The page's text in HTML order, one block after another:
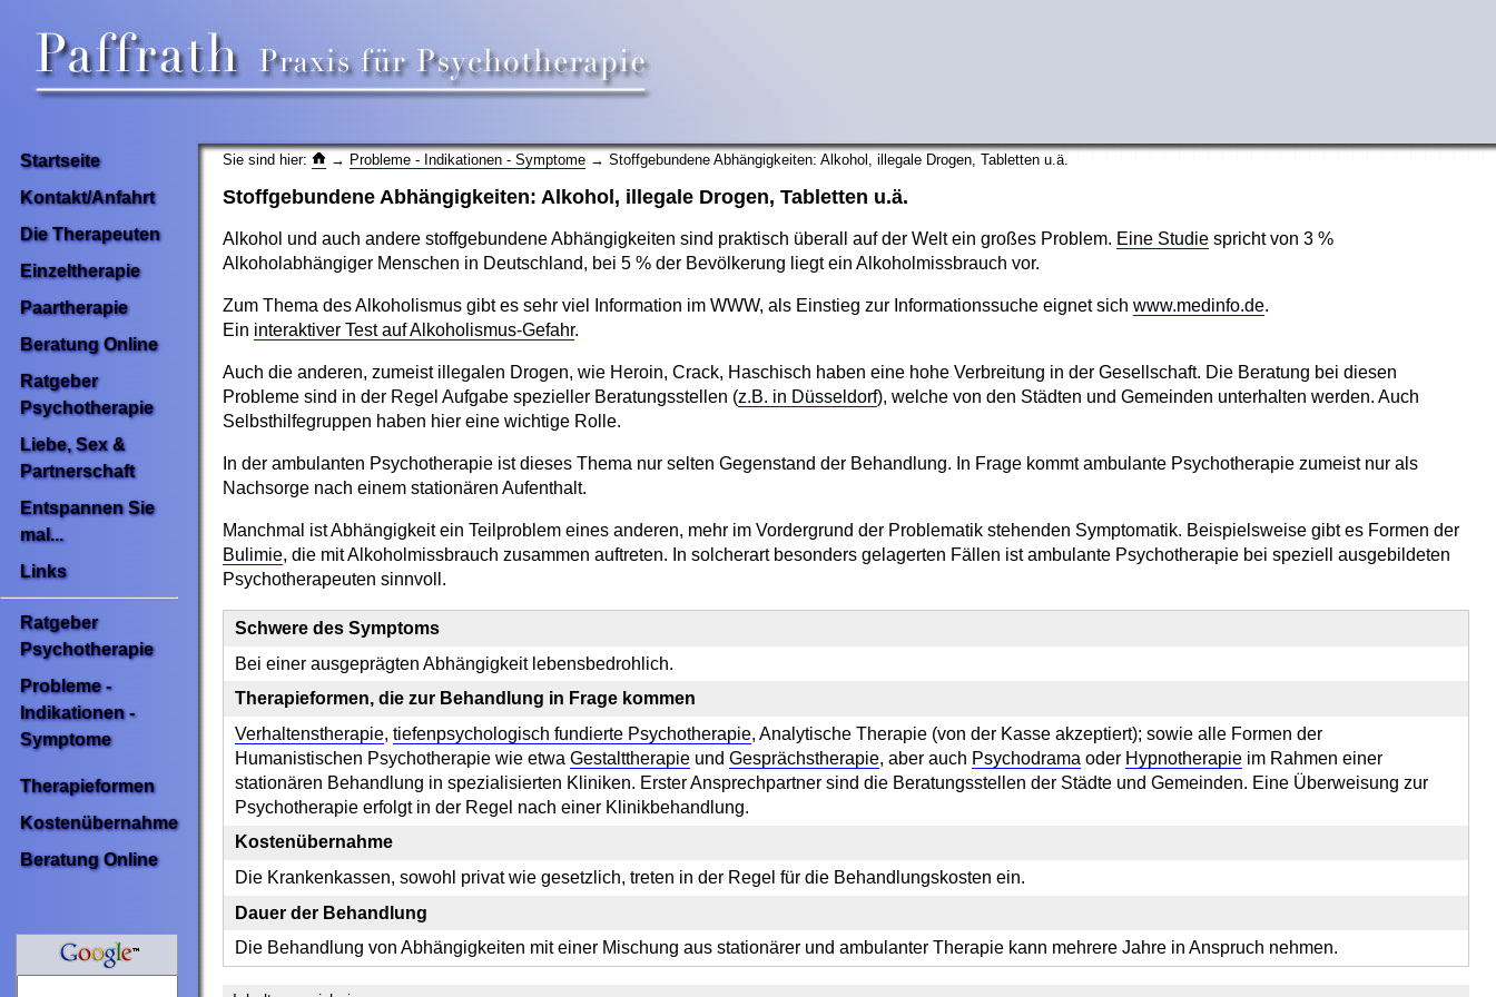
Startseite
Kontakt/Anfahrt
Die Therapeuten
Einzeltherapie
Paartherapie
Beratung Online
Ratgeber
Psychotherapie
Liebe, Sex &
Partnerschaft
Entspannen Sie
mal...
Links
Ratgeber
Psychotherapie
Probleme -
Indikationen -
Symptome
Therapieformen
Kostenübernahme
Beratung Online
Sie sind hier: → Probleme - Indikationen - Symptome→ Stoffgebundene Abhängigkeiten: Alkohol, illegale Drogen, Tabletten u.ä.
Stoffgebundene Abhängigkeiten: Alkohol, illegale Drogen, Tabletten u.ä.
Alkohol und auch andere stoffgebundene Abhängigkeiten sind praktisch überall auf der Welt ein großes Problem. Eine Studie spricht von 3 %
Alkoholabhängiger Menschen in Deutschland, bei 5 % der Bevölkerung liegt ein Alkoholmissbrauch vor.
Zum Thema des Alkoholismus gibt es sehr viel Information im WWW, als Einstieg zur Informationssuche eignet sich www.medinfo.de.
Ein interaktiver Test auf Alkoholismus-Gefahr.
Auch die anderen, zumeist illegalen Drogen, wie Heroin, Crack, Haschisch haben eine hohe Verbreitung in der Gesellschaft. Die Beratung bei diesen
Probleme sind in der Regel Aufgabe spezieller Beratungsstellen (z.B. in Düsseldorf), welche von den Städten und Gemeinden unterhalten werden. Auch
Selbsthilfegruppen haben hier eine wichtige Rolle.
In der ambulanten Psychotherapie ist dieses Thema nur selten Gegenstand der Behandlung. In Frage kommt ambulante Psychotherapie zumeist nur als
Nachsorge nach einem stationären Aufenthalt.
Manchmal ist Abhängigkeit ein Teilproblem eines anderen, mehr im Vordergrund der Problematik stehenden Symptomatik. Beispielsweise gibt es Formen der
Bulimie, die mit Alkoholmissbrauch zusammen auftreten. In solcherart besonders gelagerten Fällen ist ambulante Psychotherapie bei speziell ausgebildeten
Psychotherapeuten sinnvoll.
Schwere des Symptoms
Bei einer ausgeprägten Abhängigkeit lebensbedrohlich.
Therapieformen, die zur Behandlung in Frage kommen
Verhaltenstherapie, tiefenpsychologisch fundierte Psychotherapie, Analytische Therapie (von der Kasse akzeptiert); sowie alle Formen der
Humanistischen Psychotherapie wie etwa Gestalttherapieund Gesprächstherapie, aber auch Psychodrama oder Hypnotherapieim Rahmen einer
stationären Behandlung in spezialisierten Kliniken. Erster Ansprechpartner sind die Beratungsstellen der Städte und Gemeinden. Eine Überweisung zur
Psychotherapie erfolgt in der Regel nach einer Klinikbehandlung.
Kostenübernahme
Die Krankenkassen, sowohl privat wie gesetzlich, treten in der Regel für die Behandlungskosten ein.
Dauer der Behandlung
Die Behandlung von Abhängigkeiten mit einer Mischung aus stationärer und ambulanter Therapie kann mehrere Jahre in Anspruch nehmen.